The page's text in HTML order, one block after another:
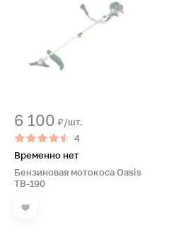
6 100 ₽/шт.
4
Временно нет
Бензиновая мотокоса Oasis
TB-190